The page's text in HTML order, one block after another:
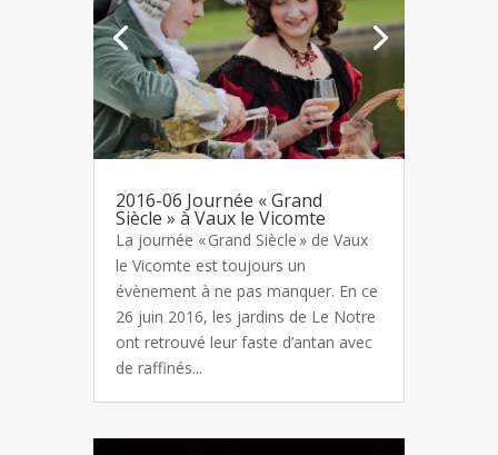
2016-06 Journée « Grand
Siècle » à Vaux le Vicomte
La journée « Grand Siècle » de Vaux
le Vicomte est toujours un
évènement à ne pas manquer. En ce
26 juin 2016, les jardins de Le Notre
ont retrouvé leur faste d’antan avec
de raffinés...